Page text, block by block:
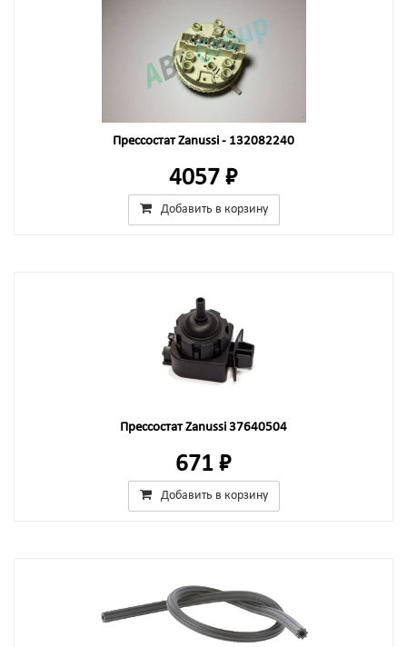
Прессостат Zanussi - 132082240
4057 ₽
Добавить в корзину
Прессостат Zanussi 37640504
671 ₽
Добавить в корзину